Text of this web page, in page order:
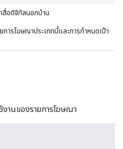
สื่อดิจิทัลนอกบ้าน
ารโฆษณาประเภทนี้และการกำหนดเป้า
งานของรายการโฆษณา